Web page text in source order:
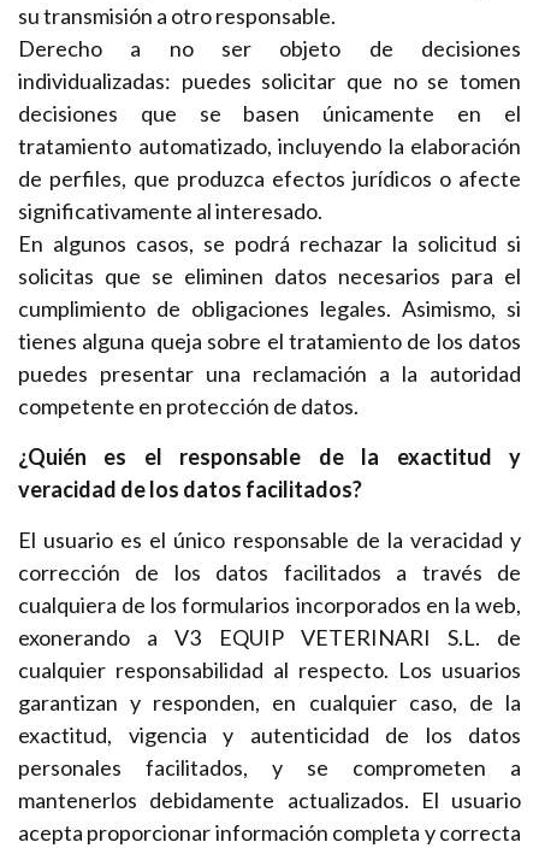
su transmisión a otro responsable.
Derecho a no ser objeto de decisiones
individualizadas: puedes solicitar que no se tomen
decisiones que se basen únicamente en el
tratamiento automatizado, incluyendo la elaboración
de perfiles, que produzca efectos jurídicos o afecte
significativamente al interesado.
En algunos casos, se podrá rechazar la solicitud si
solicitas que se eliminen datos necesarios para el
cumplimiento de obligaciones legales. Asimismo, si
tienes alguna queja sobre el tratamiento de los datos
puedes presentar una reclamación a la autoridad
competente en protección de datos.
¿Quién es el responsable de la exactitud y
veracidad de los datos facilitados?
El usuario es el único responsable de la veracidad y
corrección de los datos facilitados a través de
cualquiera de los formularios incorporados en la web,
exonerando a V3 EQUIP VETERINARI S.L. de
cualquier responsabilidad al respecto. Los usuarios
garantizan y responden, en cualquier caso, de la
exactitud, vigencia y autenticidad de los datos
personales facilitados, y se comprometen a
mantenerlos debidamente actualizados. El usuario
acepta proporcionar información completa y correcta